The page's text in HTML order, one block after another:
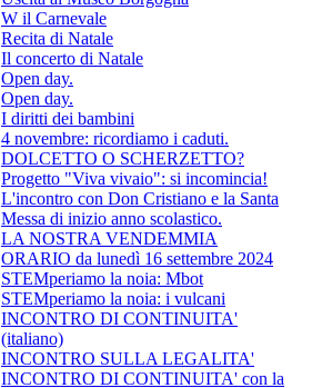
W il Carnevale
Recita di Natale
Il concerto di Natale
Open day.
Open day.
I diritti dei bambini
4 novembre: ricordiamo i caduti.
DOLCETTO O SCHERZETTO?
Progetto "Viva vivaio": si incomincia!
L'incontro con Don Cristiano e la Santa
Messa di inizio anno scolastico.
LA NOSTRA VENDEMMIA
ORARIO da lunedì 16 settembre 2024
STEMperiamo la noia: Mbot
STEMperiamo la noia: i vulcani
INCONTRO DI CONTINUITA'
(italiano)
INCONTRO SULLA LEGALITA'
INCONTRO DI CONTINUITA' con la